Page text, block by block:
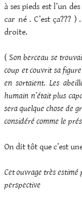
à ses pieds est l’un
car né . C’est ça???
droite.
( Son berceau se
coup et couvrit sa
en sortaient. Les
humain n’était plus
sera quelque chose de
considéré comme le
On dit tôt que c’est
Cet ouvrage très
perspective